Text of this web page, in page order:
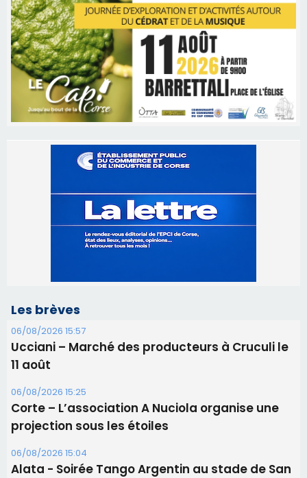
Les brèves
06/08/2026 15:57
Ucciani – Marché des producteurs à Cruculi le
11 août
06/08/2026 15:25
Corte – L’association A Nuciola organise une
projection sous les étoiles
06/08/2026 15:04
Alata - Soirée Tango Argentin au stade de San